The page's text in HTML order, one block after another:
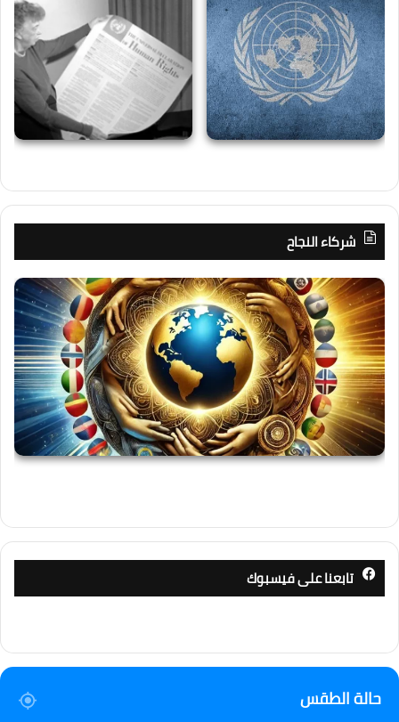
شركاء النجاح
تابعنا على فيسبوك
حالة الطقس